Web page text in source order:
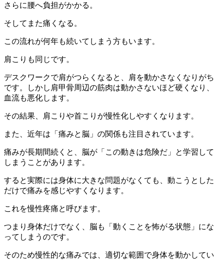
さらに腰へ負担がかかる。
そしてまた痛くなる。
この流れが何年も続いてしまう方もいます。
肩こりも同じです。
デスクワークで肩がつらくなると、肩を動かさなくなりがち
です。しかし肩甲骨周辺の筋肉は動かさないほど硬くなり、
血流も悪化します。
その結果、肩こりや首こりが慢性化しやすくなります。
また、近年は「痛みと脳」の関係も注目されています。
痛みが長期間続くと、脳が「この動きは危険だ」と学習して
しまうことがあります。
すると実際には身体に大きな問題がなくても、動こうとした
だけで痛みを感じやすくなります。
これを慢性疼痛と呼びます。
つまり身体だけでなく、脳も「動くことを怖がる状態」にな
ってしまうのです。
そのため慢性的な痛みでは、適切な範囲で身体を動かしてい